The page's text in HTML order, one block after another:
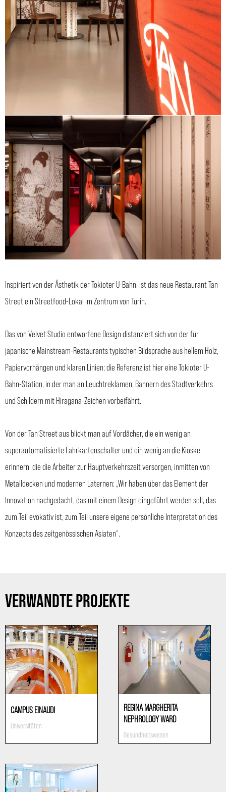
Inspiriert von der Ästhetik der Tokioter U-Bahn, ist das neue Restaurant Tan
Street ein Streetfood-Lokal im Zentrum von Turin.
Das von Velvet Studio entworfene Design distanziert sich von der für
japanische Mainstream-Restaurants typischen Bildsprache aus hellem Holz,
Papiervorhängen und klaren Linien; die Referenz ist hier eine Tokioter U-
Bahn-Station, in der man an Leuchtreklamen, Bannern des Stadtverkehrs
und Schildern mit Hiragana-Zeichen vorbeifährt.
Von der Tan Street aus blickt man auf Vordächer, die ein wenig an
superautomatisierte Fahrkartenschalter und ein wenig an die Kioske
erinnern, die die Arbeiter zur Hauptverkehrszeit versorgen, inmitten von
Metalldecken und modernen Laternen: „Wir haben über das Element der
Innovation nachgedacht, das mit einem Design eingeführt werden soll, das
zum Teil evokativ ist, zum Teil unsere eigene persönliche Interpretation des
Konzepts des zeitgenössischen Asiaten“.
VERWANDTE PROJEKTE
CAMPUS EINAUDI
Universitäten
REGINA MARGHERITA
NEPHROLOGY WARD
Gesundheitswesen